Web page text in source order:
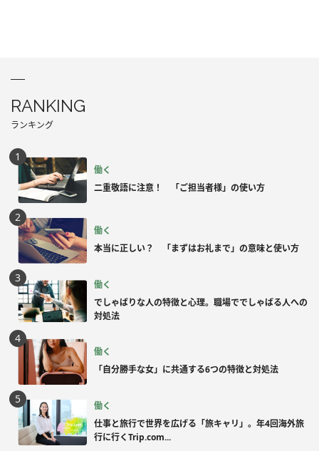
RANKING
ランキング
働く
二重敬語に注意！ 「ご担当者様」の使い方
働く
本当に正しい？ 「まずはお礼まで」の意味と使い方
働く
でしゃばりな人の特徴と心理。職場ででしゃばる人への
対処法
働く
「自分勝手な女」に共通する6つの特徴と対処法
働く
仕事と旅行で世界を広げる「旅キャリ」。年4回海外旅
行に行くTrip.com...